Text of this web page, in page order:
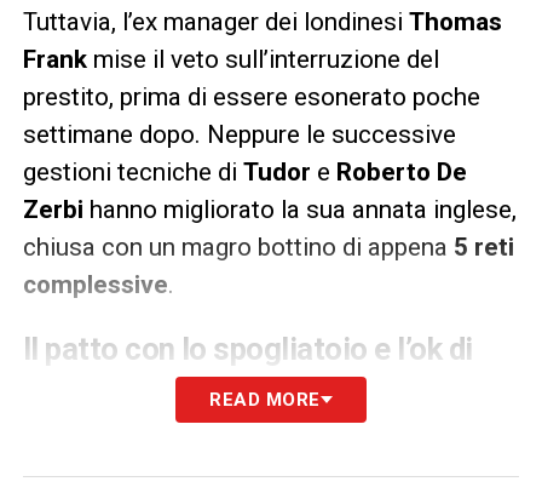
Tuttavia, l’ex manager dei londinesi Thomas
Frankmise il veto sull’interruzione del
prestito, prima di essere esonerato poche
settimane dopo. Neppure le successive
gestioni tecniche di Tudor e Roberto De
Zerbi hanno migliorato la sua annata inglese,
chiusa con un magro bottino di appena 5 reti
complessive.
Il patto con lo spogliatoio e l’ok di
straordinari con lospogliatoio juventino. I
READ MORE